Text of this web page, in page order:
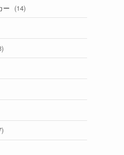
ー (14)